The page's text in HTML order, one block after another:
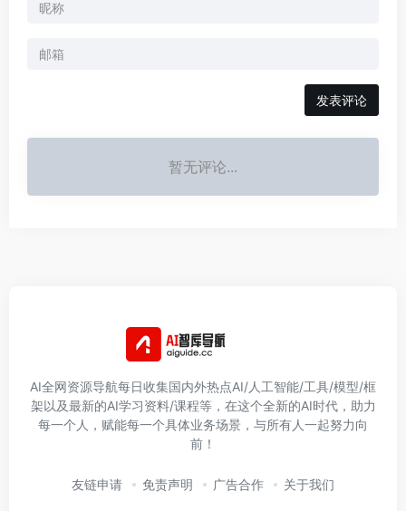
发表评论
暂无评论...
AI全网资源导航每日收集国内外热点AI/人工智能/工具/模型/框
架以及最新的AI学习资料/课程等，在这个全新的AI时代，助力
每一个人，赋能每一个具体业务场景，与所有人一起努力向
前！
友链申请 免责声明 广告合作 关于我们